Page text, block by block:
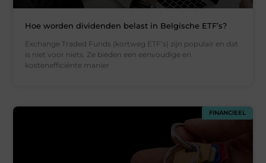
Hoe worden dividenden belast in Belgische ETF’s?
Exchange Traded Funds (kortweg ETF’s) zijn populair en dat
is niet voor niets. Ze bieden een eenvoudige en
kostenefficiënte manier
FINANCIEEL